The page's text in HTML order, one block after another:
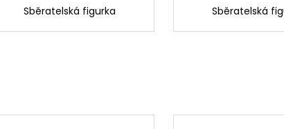
Sběratelská figurka Sběratelská